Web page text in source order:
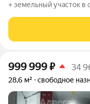
+ земельный участок в
Предлагаем к продаже
коммерческое
999 999₽ 34
28,6 м² свободное